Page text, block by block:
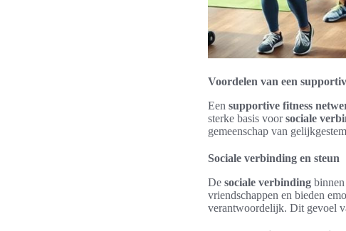
Voordelen van een
Een supportive fitness
sterke basis voorsociale
gemeenschap van
Sociale verbinding en steun
De sociale verbinding
vriendschappen en bieden
verantwoordelijk. Dit gevoel